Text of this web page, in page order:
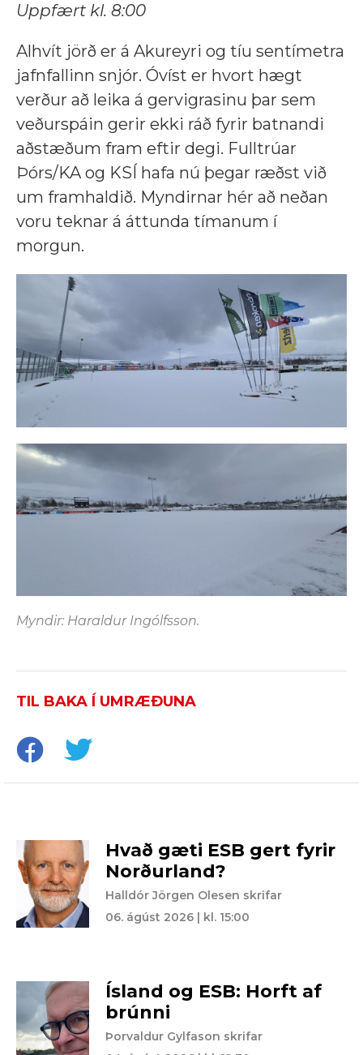
Uppfært kl. 8:00
Alhvít jörð er á Akureyri og tíu sentímetra
jafnfallinn snjór. Óvíst er hvort hægt
verður að leika á gervigrasinu þar sem
veðurspáin gerir ekki ráð fyrir batnandi
aðstæðum fram eftir degi. Fulltrúar
Þórs/KA og KSÍ hafa nú þegar ræðst við
um framhaldið. Myndirnar hér að neðan
voru teknar á áttunda tímanum í
morgun.
Myndir: Haraldur Ingólfsson.
TIL BAKA Í UMRÆÐUNA
Hvað gæti ESB gert fyrir
Norðurland?
Halldór Jörgen Olesen skrifar
06. ágúst 2026 | kl. 15:00
Ísland og ESB: Horft af
brúnni
Þorvaldur Gylfason skrifar